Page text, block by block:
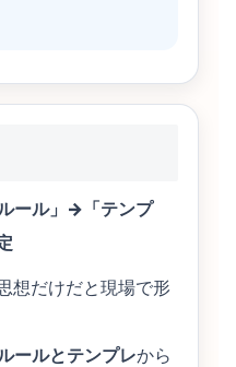
ール」→「テンプ
想だけだと現場で形
ールとテンプレから